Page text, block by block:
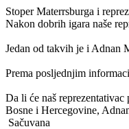
Stoper Materrsburga i
Nakon dobrih igara naše
Jedan od takvih je i Adnan
Prema posljednjim
Da li će naš
Bosne i Hercegovine,
Sačuvana